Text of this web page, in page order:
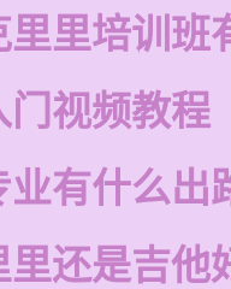
里里培训班
门视频教程
业有什么出
里还是吉他